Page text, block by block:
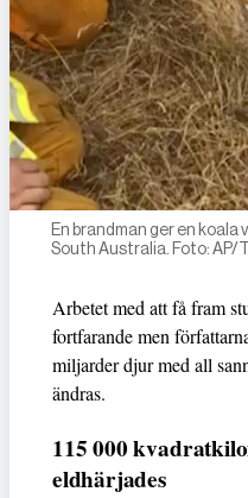
En brandman ger en
South Australia. Foto: AP/
Arbetet med att få fram
fortfarande men
miljarder djur med all
ändras.
115 000
eldhärjades